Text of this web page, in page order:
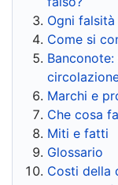
Ogni
Come si
Marchi e
Che cosa
Miti e fatti
Glossario
Costi della